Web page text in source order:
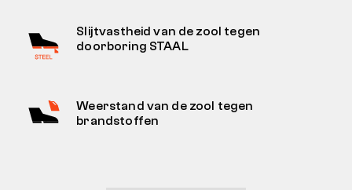
Slijtvastheid van de zool tegen
doorboring STAAL
Weerstand van de zool tegen
brandstoffen